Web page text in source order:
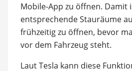
Mobile-App zu öffnen. Damit
entsprechende Stauräume
frühzeitig zu öffnen, bevor
vor dem Fahrzeug steht.
Laut Tesla kann diese